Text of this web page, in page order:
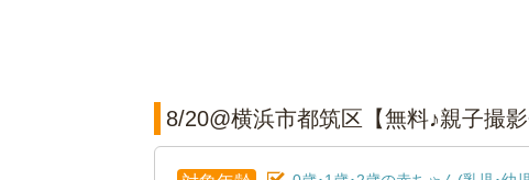
8/20@横浜市都筑区【無料♪親子撮